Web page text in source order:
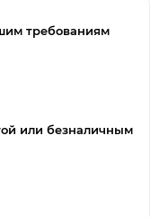
требованиям
или безналичным